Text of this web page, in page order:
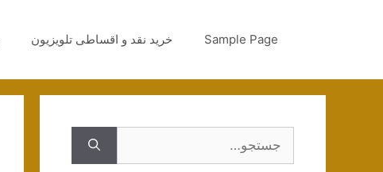
Sample Page خرید نقد و اقساطی تلویزیون